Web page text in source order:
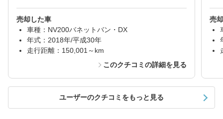
売却した車
車種：NV200バネットバン・DX
年式：2018年/平成30年
走行距離：150,001～km
このクチコミの詳細を見る
売
ユーザーのクチコミをもっと見る